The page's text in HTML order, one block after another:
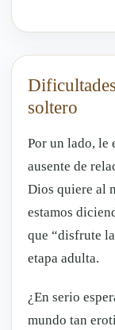
soltero
Por un lado, le
ausente de
Dios quiere al
estamos
que “disfrute
etapa adulta.
¿En serio
mundo tan